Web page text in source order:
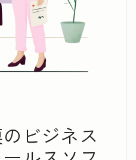
ビジネス